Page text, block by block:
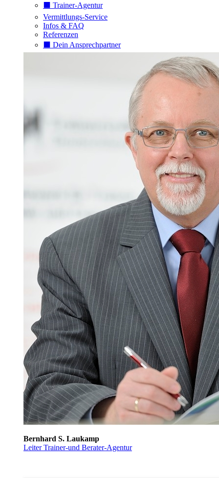
⬛️ Trainer-Agentur
Vermittlungs-Service
Infos & FAQ
Referenzen
⬛️ Dein Ansprechpartner
Bernhard S. Laukamp
Leiter Trainer-und Berater-Agentur